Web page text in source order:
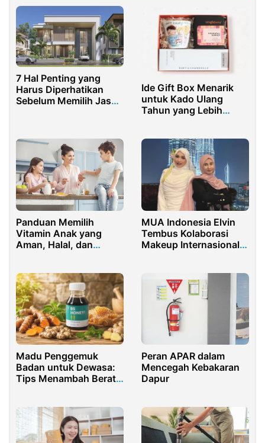
7 Hal Penting yang
Harus Diperhatikan
Sebelum Memilih Jasa
Ide Gift Box Menarik
untuk Kado Ulang
Tahun yang Lebih
Panduan Memilih
Vitamin Anak yang
Aman, Halal, dan
MUA Indonesia Elvin
Tembus Kolaborasi
Makeup Internasional
Madu Penggemuk
Badan untuk Dewasa:
Tips Menambah Berat
Peran APAR dalam
Mencegah Kebakaran
Dapur